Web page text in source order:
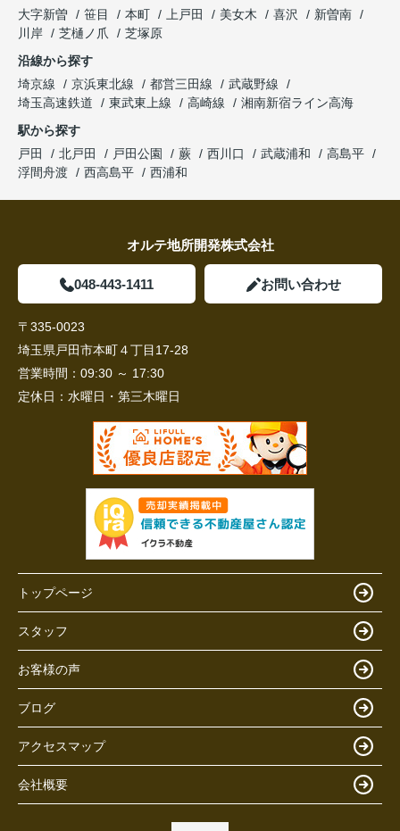
大字新曽
笹目 本町 上戸田 美女木 喜沢
新曽南
川岸
芝樋ノ爪
芝塚原
沿線から探す
埼京線
京浜東北線 都営三田線
武蔵野線
埼玉高速鉄道
東武東上線 高崎線
湘南新宿ライン高海
駅から探す
戸田
北戸田 戸田公園 蕨 西川口 武蔵浦和
高島平
浮間舟渡
西高島平 西浦和
オルテ地所開発株式会社
048-443-1411 お問い合わせ
〒335-0023
埼玉県戸田市本町４丁目17-28
営業時間： 09:30 ～ 17:30
定休日： 水曜日・第三木曜日
トップページ
スタッフ
お客様の声
ブログ
アクセスマップ
会社概要